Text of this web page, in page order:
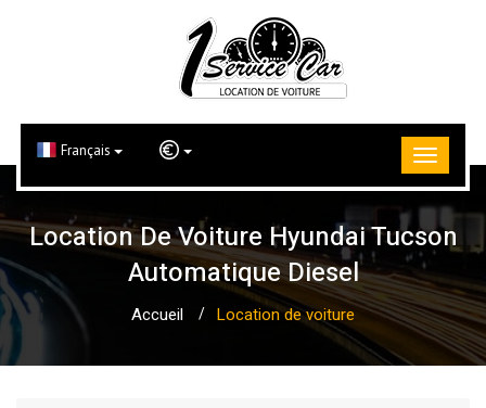
Français
Location De Voiture Hyundai Tucson
Automatique Diesel
Accueil Location de voiture